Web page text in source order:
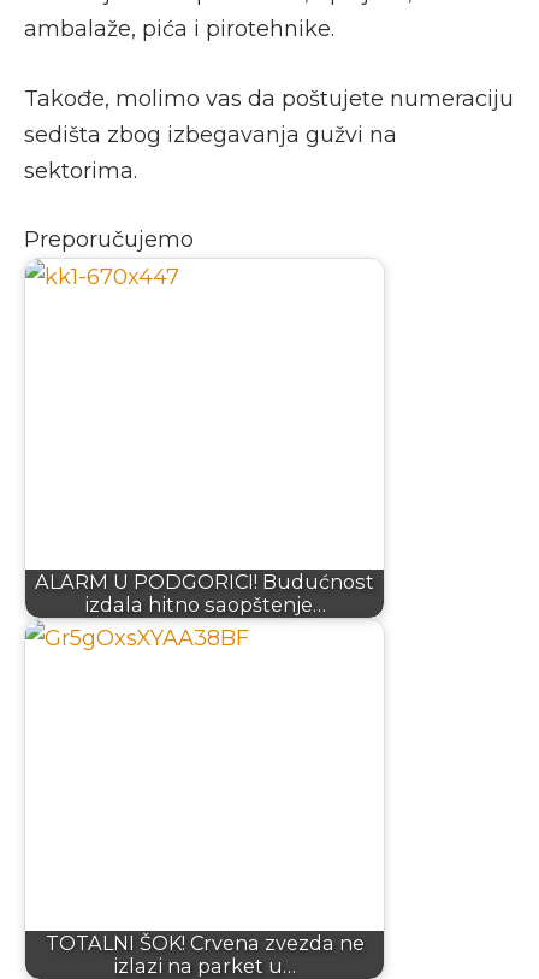
ambalaže, pića i pirotehnike.
Takođe, molimo vas da poštujete numeraciju
sedišta zbog izbegavanja gužvi na
sektorima.
Preporučujemo
ALARM U PODGORICI! Budućnost
izdala hitno saopštenje…
TOTALNI ŠOK! Crvena zvezda ne
izlazi na parket u…